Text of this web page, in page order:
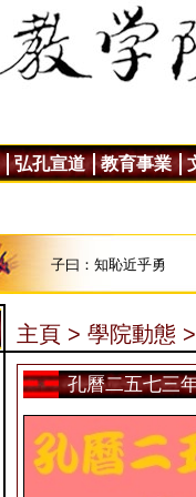
弘孔宣道 教育事業
子曰：知恥近乎勇
主頁 > 學院動態 >
孔曆二五七三